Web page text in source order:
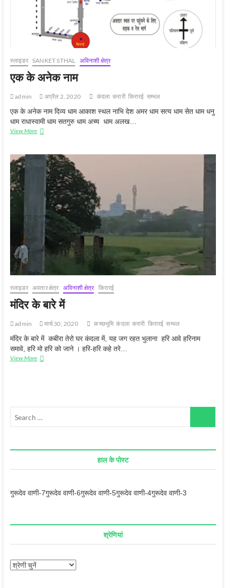
स्‍लाइडर SANKET STHAL अविनाशी क्षेत्र
एक के अनेक नाम
admin अप्रैल 2, 2020 कंदला करारी किरारई सम्‍भल
एक के अनेक नाम दिव्य धाम आकाश स्थल नाभि देश अमर धाम सत्य धाम सेत धाम धनु
धाम राधास्वामी धाम सतगुरु धाम अच्य धाम अलख…
View Moreएक
नाम
स्‍लाइडर अवतार क्षेत्र अविनाशी क्षेत्र किरारई
मंदिर के बारे में
admin मार्च 30, 2020 कच्‍छभूमि कंदला करारी किरारई सम्‍भल
मंदिर के बारे में कबीरा तेरो घर कंदला में, यह जग रहत भुलाना हरि आवे हरिनाम
समावे, हरि मो हरि को जाने । हरि-हरि कहे तरे…
View Moreमंदिर
हाल के पोस्ट
गुरूदेव वाणी-7गुरूदेव वाणी-6गुरूदेव वाणी-5गुरूदेव वाणी-4गुरूदेव वाणी-3
श्रेणियां
श्रेणियां